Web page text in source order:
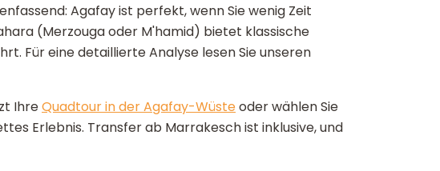
Agafay ist perfekt, wenn Sie wenig Zeit
(Merzouga oder M'hamid) bietet klassische
Für eine detaillierte Analyse lesen Sie unseren
IhreQuadtour in der Agafay-Wüsteoder wählen Sie
Erlebnis. Transfer ab Marrakesch ist inklusive, und